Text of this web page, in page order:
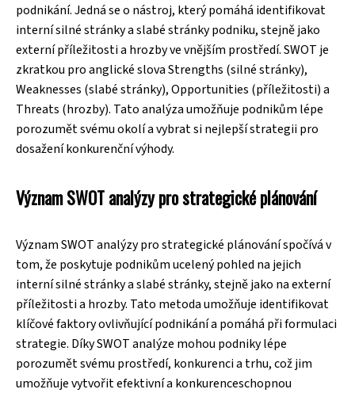
podnikání. Jedná se o nástroj, který pomáhá identifikovat
interní silné stránky a slabé stránky podniku, stejně jako
externí příležitosti a hrozby ve vnějším prostředí. SWOT je
zkratkou pro anglické slova Strengths (silné stránky),
Weaknesses (slabé stránky), Opportunities (příležitosti) a
Threats (hrozby). Tato analýza umožňuje podnikům lépe
porozumět svému okolí a vybrat si nejlepší strategii pro
dosažení konkurenční výhody.
Význam SWOT analýzy pro strategické plánování
Význam SWOT analýzy pro strategické plánování spočívá v
tom, že poskytuje podnikům ucelený pohled na jejich
interní silné stránky a slabé stránky, stejně jako na externí
příležitosti a hrozby. Tato metoda umožňuje identifikovat
klíčové faktory ovlivňující podnikání a pomáhá při formulaci
strategie. Díky SWOT analýze mohou podniky lépe
porozumět svému prostředí, konkurenci a trhu, což jim
umožňuje vytvořit efektivní a konkurenceschopnou